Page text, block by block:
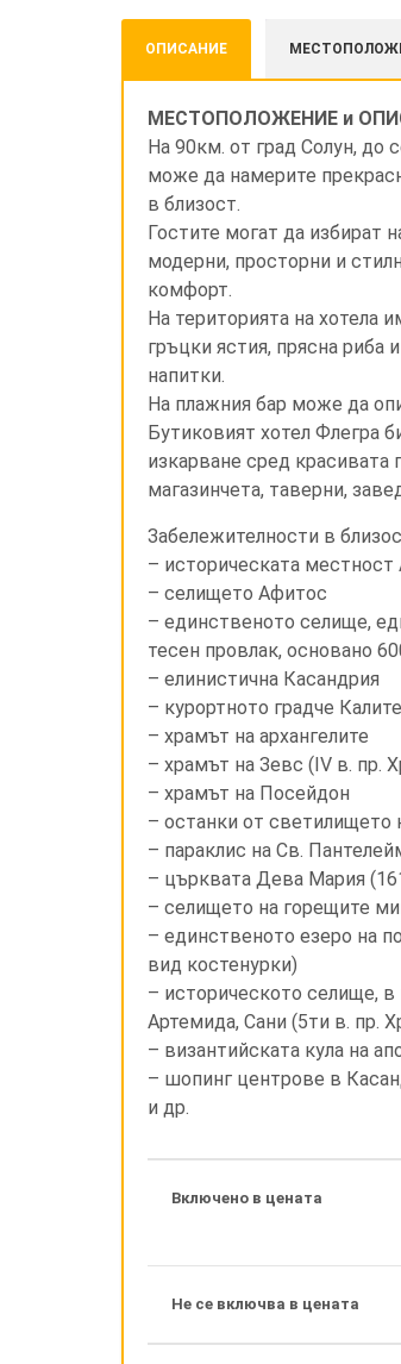
ОПИСАНИЕ
МЕСТОПОЛОЖЕНИЕ и
На 90км. от град Солун, до
може да намерите
в близост.
Гостите могат да избират
модерни, просторни и
комфорт.
На територията на хотела
гръцки ястия, прясна риба
напитки.
На плажния бар може да
Бутиковият хотел Флегра
изкарване сред
магазинчета, таверни,
Забележителности в
– историческата
– селището Афитос
– единственото селище,
тесен провлак, основано
– елинистична Касандрия
– курортното градче
– храмът на архангелите
– храмът на Зевс (IV в. пр.
– храмът на Посейдон
– останки от
– параклис на Св.
– църквата Дева Мария
– селището на горещите
– единственото езеро на
вид костенурки)
– историческото селище,
Артемида, Сани (5ти в. пр.
– византийската кула на
– шопинг центрове в
и др.
Включено в цената
Не се включва в цената